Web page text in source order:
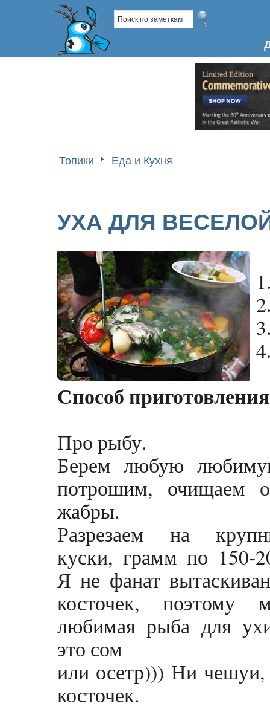
Топики Еда и Кухня
УХА ДЛЯ
Способ
Про рыбу.
Берем любую
потрошим, очищаем
жабры.
Разрезаем на
куски, грамм по 150-
Я не фанат
косточек, поэтому
любимая рыба для
это сом
или осетр))) Ни чешуи,
косточек.